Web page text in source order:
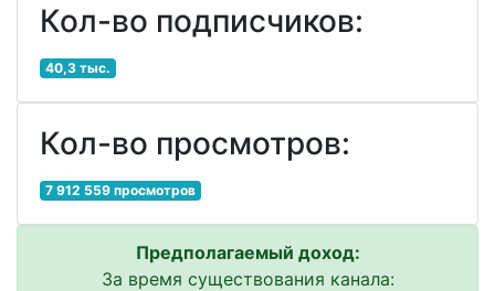
Кол-во подписчиков:
40,3 тыс.
Кол-во просмотров:
7 912 559 просмотров
Предполагаемый доход:
За время существования канала: